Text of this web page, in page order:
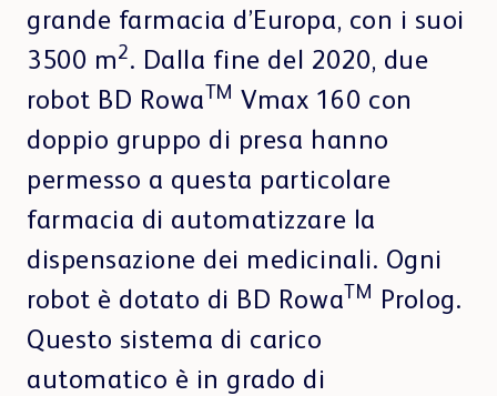
CONSULENZA & VENDITA
BD Rowa™ Vmotion
BD Rowa™ Pickup
BLISTERAGGIO & DISPENSAZIONE
BD Rowa™ Dose
Ospedale Medici
Pharma & Cosmetica Altri settori
Click & Collect e prescrizioni elettroniche
e-Cargo e Last Mile
BD Rowa
Sostenibilità
grande farmacia d’Europa, con i suoi
3500 m2. Dalla fine del 2020, due
robot BD RowaTM
Vmax 160 con
doppio gruppo di presa hanno
permesso a questa particolare
farmacia di automatizzare la
dispensazione dei medicinali. Ogni
robot è dotato di BD RowaTM
Prolog.
Questo sistema di carico
automatico è in grado di